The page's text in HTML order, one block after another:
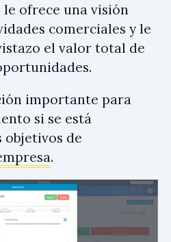
ofrece una visión
comerciales y le
el valor total de
importante para
si se está
objetivos de
.